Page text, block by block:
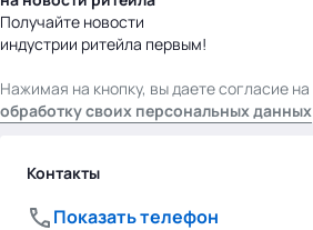
Получайте новости
индустрии ритейла первым!
Нажимая на кнопку, вы даете согласие на
обработку своих персональных данных
Контакты
Показать телефон